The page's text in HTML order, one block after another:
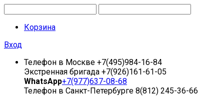
Корзина
Вход
Телефон в Москве +7(495)984-16-84
Экстренная бригада +7(926)161-61-05
WhatsApp+7(977)637-08-68
Телефон в Санкт-Петербурге 8(812) 245-36-66